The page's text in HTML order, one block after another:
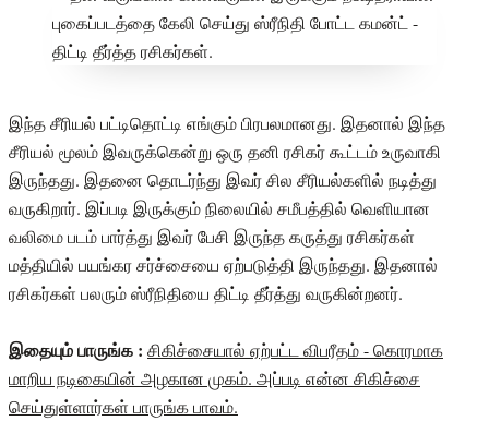
இந்த சீரியல் பட்டிதொட்டி எங்கும் பிரபலமானது. இதனால் இந்த
சீரியல் மூலம் இவருக்கென்று ஒரு தனி ரசிகர் கூட்டம் உருவாகி
இருந்தது. இதனை தொடர்ந்து இவர் சில சீரியல்களில் நடித்து
வருகிறார். இப்படி இருக்கும் நிலையில் சமீபத்தில் வெளியான
வலிமை படம் பார்த்து இவர் பேசி இருந்த கருத்து ரசிகர்கள்
மத்தியில் பயங்கர சர்ச்சையை ஏற்படுத்தி இருந்தது. இதனால்
ரசிகர்கள் பலரும் ஸ்ரீநிதியை திட்டி தீர்த்து வருகின்றனர்.
இதையும் பாருங்க : சிகிச்சையால் ஏற்பட்ட விபரீதம் - கொரமாக
மாறிய நடிகையின் அழகான முகம். அப்படி என்ன சிகிச்சை
செய்துள்ளார்கள் பாருங்க பாவம்.